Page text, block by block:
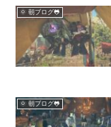
🌞 朝ブログ🐸
🌞 朝ブログ🐸